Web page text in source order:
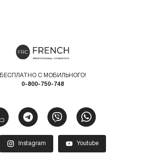
БЕСПЛАТНО С МОБИЛЬНОГО!
0-800-750-748
Instagram Youtube